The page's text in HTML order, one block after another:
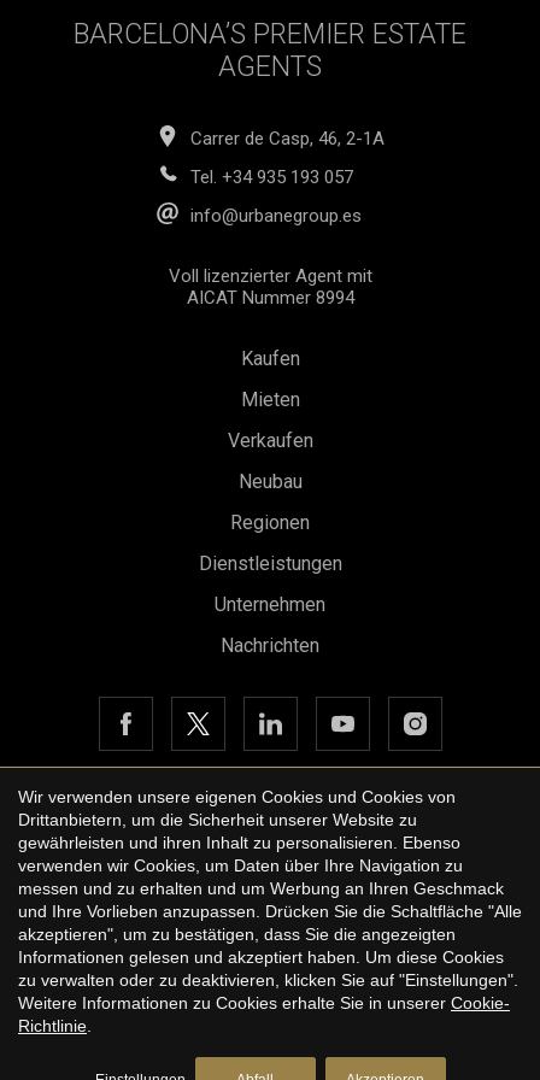
BARCELONA’S PREMIER ESTATE
AGENTS
Carrer de Casp, 46, 2-1A
Tel. +34 935 193 057
info@urbanegroup.es
Voll lizenzierter Agent mit
AICAT Nummer 8994
Kaufen
Mieten
Verkaufen
Neubau
Regionen
Dienstleistungen
Unternehmen
Nachrichten
Copyright © 2026 Urbane International Real Estate
Rechtshinweis der Website
Datenschutzbestimmungen
Cookie-Richtlinie
byiEstrategic
Wir verwenden unsere eigenen Cookies und Cookies von
Drittanbietern, um die Sicherheit unserer Website zu
gewährleisten und ihren Inhalt zu personalisieren. Ebenso
verwenden wir Cookies, um Daten über Ihre Navigation zu
messen und zu erhalten und um Werbung an Ihren Geschmack
und Ihre Vorlieben anzupassen. Drücken Sie die Schaltfläche "Alle
akzeptieren", um zu bestätigen, dass Sie die angezeigten
Informationen gelesen und akzeptiert haben. Um diese Cookies
zu verwalten oder zu deaktivieren, klicken Sie auf "Einstellungen".
Weitere Informationen zu Cookies erhalte Sie in unserer Cookie-
Richtlinie
Konfiguration speichern Alle akzeptieren